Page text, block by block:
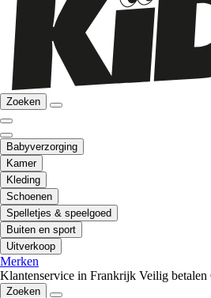
Zoeken
Babyverzorging
Kamer
Kleding
Schoenen
Spelletjes & speelgoed
Buiten en sport
Uitverkoop
Merken
Klantenservice in Frankrijk Veilig betalen
Zoeken